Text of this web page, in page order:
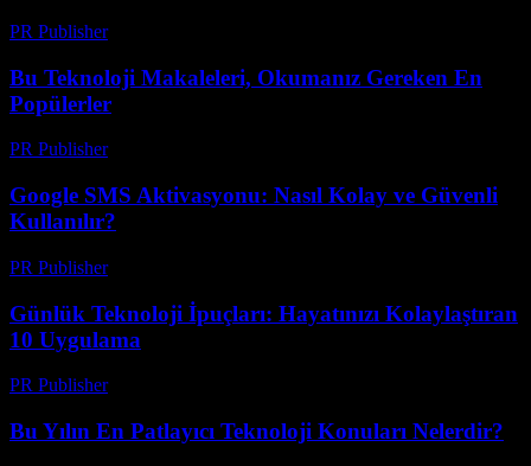
PR Publisher-
Bu Teknoloji Makaleleri, Okumanız Gereken En
Popülerler
PR Publisher-
Google SMS Aktivasyonu: Nasıl Kolay ve Güvenli
Kullanılır?
PR Publisher-
Günlük Teknoloji İpuçları: Hayatınızı Kolaylaştıran
10 Uygulama
PR Publisher-
Bu Yılın En Patlayıcı Teknoloji Konuları Nelerdir?